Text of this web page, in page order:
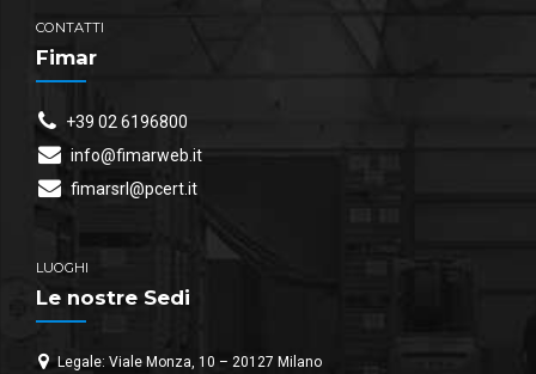
CONTATTI
Fimar
+39 02 6196800
info@fimarweb.it
fimarsrl@pcert.it
LUOGHI
Le nostre Sedi
Legale: Viale Monza, 10 – 20127 Milano